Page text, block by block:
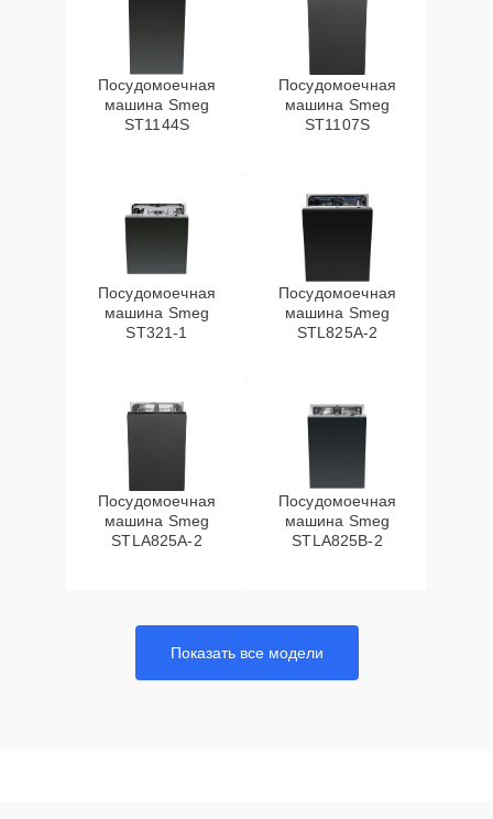
Посудомоечная
машина Smeg
ST1144S
Посудомоечная
машина Smeg
ST1107S
Посудомоечная
машина Smeg
ST321-1
Посудомоечная
машина Smeg
STL825A-2
Посудомоечная
машина Smeg
STLA825A-2
Посудомоечная
машина Smeg
STLA825B-2
Показать все модели